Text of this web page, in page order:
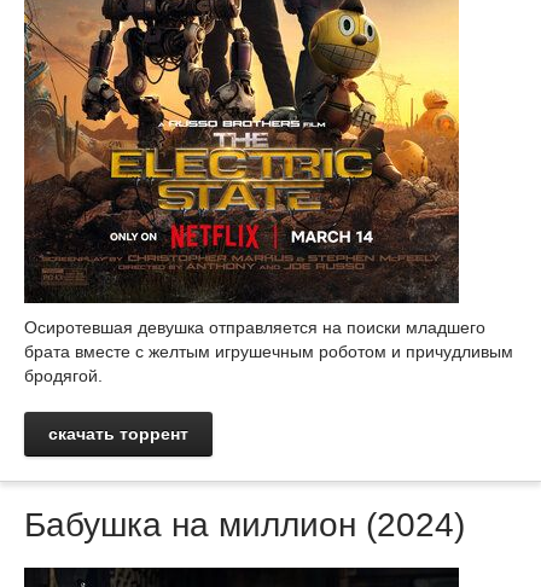
Осиротевшая девушка отправляется на поиски младшего
брата вместе с желтым игрушечным роботом и причудливым
бродягой.
скачать торрент
Бабушка на миллион (2024)